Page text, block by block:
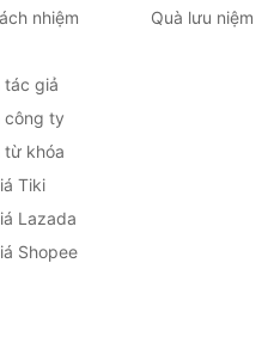
nhiệm
tác giả
công ty
từ khóa
Tiki
Lazada
Shopee
Quà lưu niệm